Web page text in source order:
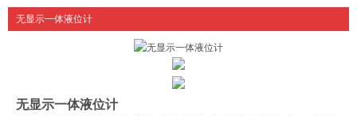
无显示一体液位计
无显示一体液位计